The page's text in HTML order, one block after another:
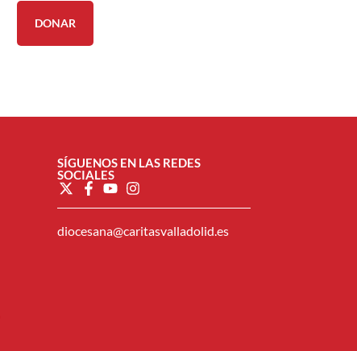
DONAR
SÍGUENOS EN LAS REDES
SOCIALES
diocesana@caritasvalladolid.es